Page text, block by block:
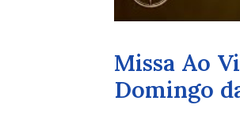
Missa Ao
Domingo